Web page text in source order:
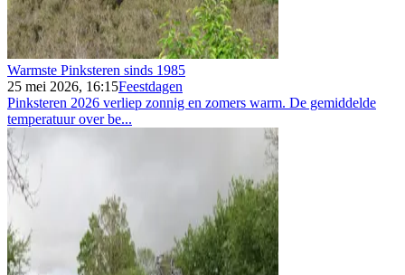
Warmste Pinksteren sinds 1985
25 mei 2026, 16:15Feestdagen
Pinksteren 2026 verliep zonnig en zomers warm. De gemiddelde
temperatuur over be...